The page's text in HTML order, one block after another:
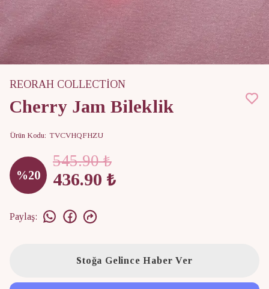
REORAH COLLECTİON
Cherry Jam Bileklik
Ürün Kodu: TVCVHQFHZU
%20
545.90 ₺
436.90 ₺
Paylaş:
Stoğa Gelince Haber Ver